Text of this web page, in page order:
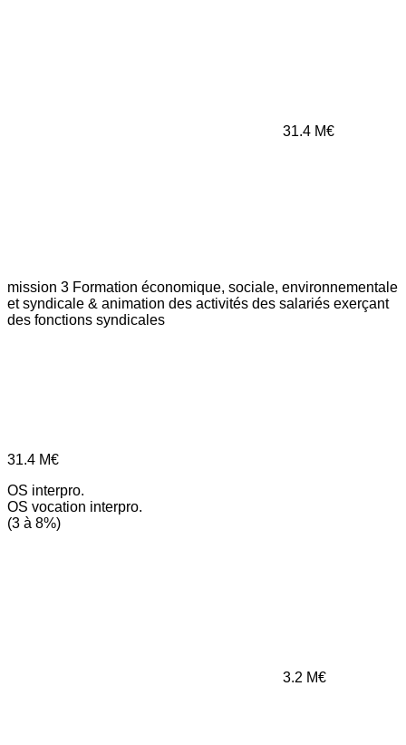
31.4 M€
mission 3 Formation économique, sociale, environnementale
et syndicale & animation des activités des salariés exerçant
des fonctions syndicales
31.4 M€
OS interpro.
OS vocation interpro.
(3 à 8%)
3.2 M€